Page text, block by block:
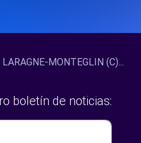
MONTEGLIN (C)...
boletín de noticias: